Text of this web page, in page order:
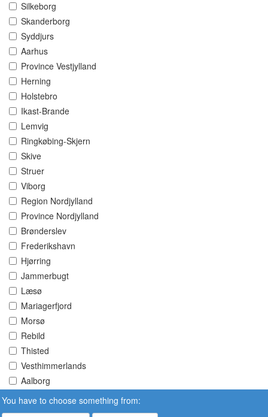
Silkeborg
Skanderborg
Syddjurs
Aarhus
Province Vestjylland
Herning
Holstebro
Ikast-Brande
Lemvig
Ringkøbing-Skjern
Skive
Struer
Viborg
Region Nordjylland
Province Nordjylland
Brønderslev
Frederikshavn
Hjørring
Jammerbugt
Læsø
Mariagerfjord
Morsø
Rebild
Thisted
Vesthimmerlands
Aalborg
You have to choose something from: